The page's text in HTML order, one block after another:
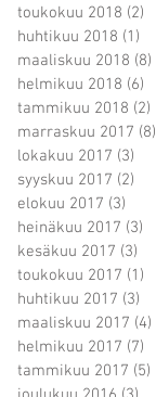
toukokuu 2018 (2)
huhtikuu 2018 (1)
maaliskuu 2018 (8)
helmikuu 2018 (6)
tammikuu 2018 (2)
marraskuu 2017 (8)
lokakuu 2017 (3)
syyskuu 2017 (2)
elokuu 2017 (3)
heinäkuu 2017 (3)
kesäkuu 2017 (3)
toukokuu 2017 (1)
huhtikuu 2017 (3)
maaliskuu 2017 (4)
helmikuu 2017 (7)
tammikuu 2017 (5)